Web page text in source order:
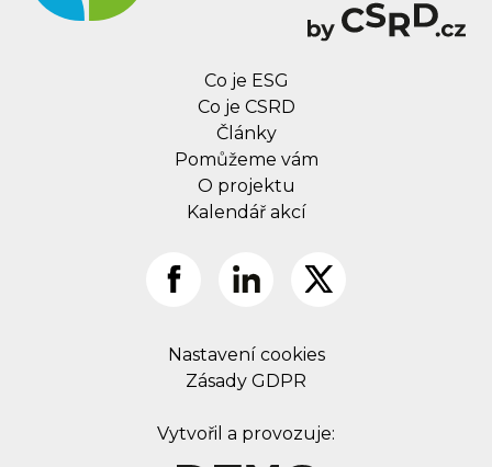
Co je ESG
Co je CSRD
Články
Pomůžeme vám
O projektu
Kalendář akcí
Nastavení cookies
Zásady GDPR
Vytvořil a provozuje: